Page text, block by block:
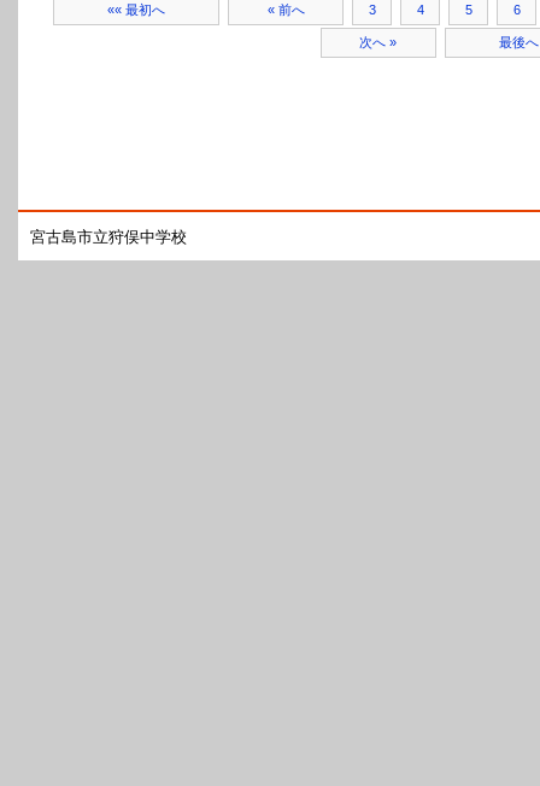
«« 最初へ « 前へ 3 4 5 6
次へ » 最後
宮古島市立狩俣中学校